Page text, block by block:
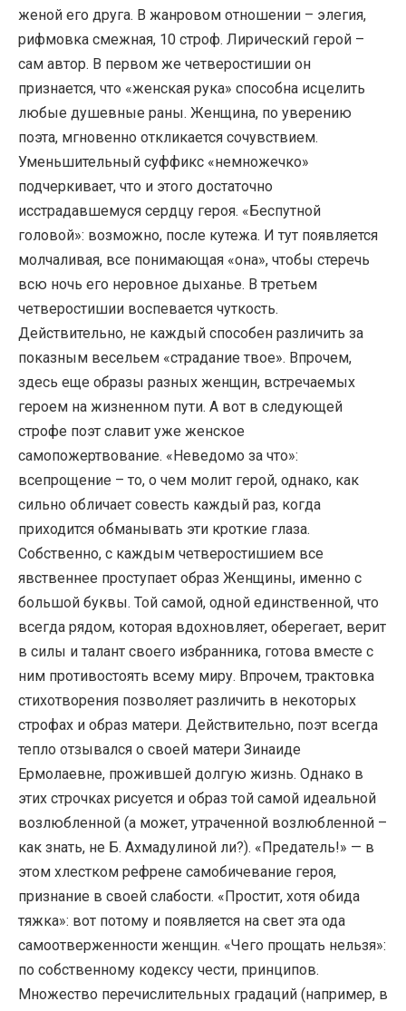
женой его друга. В жанровом отношении – элегия,
рифмовка смежная, 10 строф. Лирический герой –
сам автор. В первом же четверостишии он
признается, что «женская рука» способна исцелить
любые душевные раны. Женщина, по уверению
поэта, мгновенно откликается сочувствием.
Уменьшительный суффикс «немножечко»
подчеркивает, что и этого достаточно
исстрадавшемуся сердцу героя. «Беспутной
головой»: возможно, после кутежа. И тут появляется
молчаливая, все понимающая «она», чтобы стеречь
всю ночь его неровное дыханье. В третьем
четверостишии воспевается чуткость.
Действительно, не каждый способен различить за
показным весельем «страдание твое». Впрочем,
здесь еще образы разных женщин, встречаемых
героем на жизненном пути. А вот в следующей
строфе поэт славит уже женское
самопожертвование. «Неведомо за что»:
всепрощение – то, о чем молит герой, однако, как
сильно обличает совесть каждый раз, когда
приходится обманывать эти кроткие глаза.
Собственно, с каждым четверостишием все
явственнее проступает образ Женщины, именно с
большой буквы. Той самой, одной единственной, что
всегда рядом, которая вдохновляет, оберегает, верит
в силы и талант своего избранника, готова вместе с
ним противостоять всему миру. Впрочем, трактовка
стихотворения позволяет различить в некоторых
строфах и образ матери. Действительно, поэт всегда
тепло отзывался о своей матери Зинаиде
Ермолаевне, прожившей долгую жизнь. Однако в
этих строчках рисуется и образ той самой идеальной
возлюбленной (а может, утраченной возлюбленной –
как знать, не Б. Ахмадулиной ли?). «Предатель!» — в
этом хлестком рефрене самобичевание героя,
признание в своей слабости. «Простит, хотя обида
тяжка»: вот потому и появляется на свет эта ода
самоотверженности женщин. «Чего прощать нельзя»:
по собственному кодексу чести, принципов.
Множество перечислительных градаций (например, в